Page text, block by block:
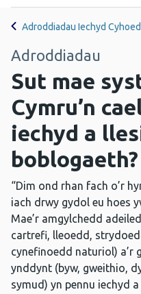
Adroddiadau Iechyd
Adroddiadau
Sut mae
Cymru’n
iechyd a
boblogaeth?
“Dim ond rhan fach o’r
iach drwy gydol eu hoes
Mae’r amgylchedd
cartrefi, lleoedd,
cynefinoedd naturiol) a’r
ynddynt (byw, gweithio,
symud) yn pennu iechyd